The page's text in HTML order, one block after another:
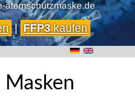
atemschutzmaske.de
| FFP3kaufen